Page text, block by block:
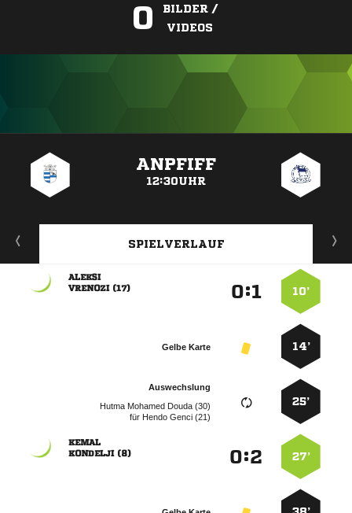
0
BILDER /
VIDEOS
ANPFIFF
12:30UHR
SPIELVERLAUF
10’
:

 
14’
Gelbe Karte
25’
Auswechslung
   
für   
27’
:

 